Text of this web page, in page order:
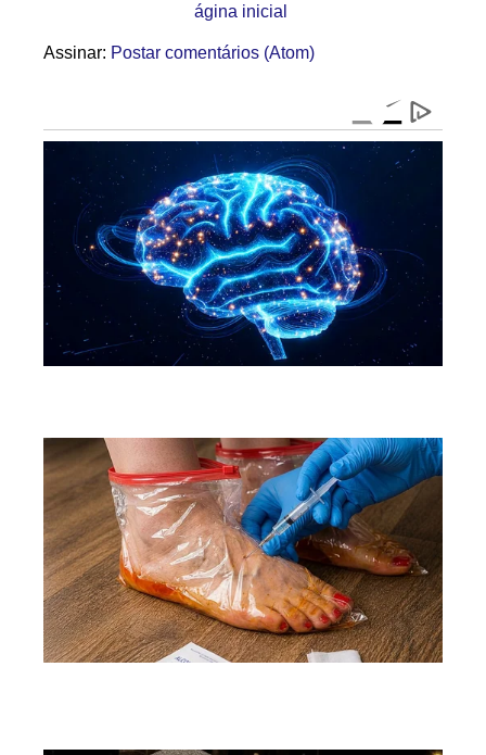
ágina inicial
Assinar: Postar comentários (Atom)